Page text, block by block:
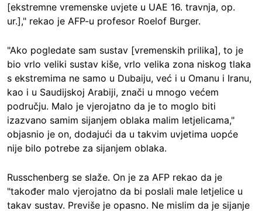
[ekstremne vremenske uvjete u UAE 16. travnja, op.
ur.]," rekao je AFP-u profesor Roelof Burger.
"Ako pogledate sam sustav [vremenskih prilika], to je
bio vrlo veliki sustav kiše, vrlo velika zona niskog tlaka
s ekstremima ne samo u Dubaiju, već i u Omanu i Iranu,
kao i u Saudijskoj Arabiji, znači u mnogo većem
području. Malo je vjerojatno da je to moglo biti
izazvano samim sijanjem oblaka malim letjelicama,"
objasnio je on, dodajući da u takvim uvjetima uopće
nije bilo potrebe za sijanjem oblaka.
Russchenberg se slaže. On je za AFP rekao da je
"također malo vjerojatno da bi poslali male letjelice u
takav sustav. Previše je opasno. Ne mislim da je sijanje